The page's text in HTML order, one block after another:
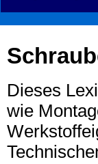
Dieses
wie